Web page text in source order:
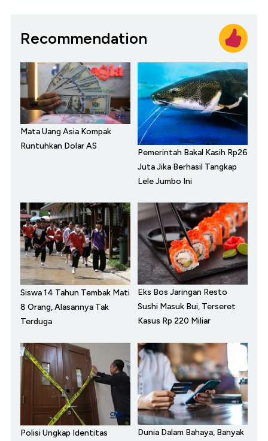
Recommendation
Mata Uang Asia Kompak
Runtuhkan Dolar AS
Pemerintah Bakal Kasih Rp26
Juta Jika Berhasil Tangkap
Lele Jumbo Ini
Siswa 14 Tahun Tembak Mati
8 Orang, Alasannya Tak
Terduga
Eks Bos Jaringan Resto
Sushi Masuk Bui, Terseret
Kasus Rp 220 Miliar
Polisi Ungkap Identitas
Dunia Dalam Bahaya, Banyak